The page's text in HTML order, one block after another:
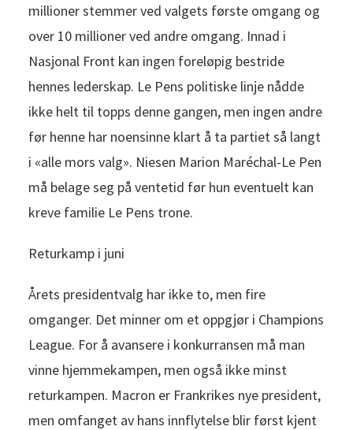
millioner stemmer ved valgets første omgang og
over 10 millioner ved andre omgang. Innad i
Nasjonal Front kan ingen foreløpig bestride
hennes lederskap. Le Pens politiske linje nådde
ikke helt til topps denne gangen, men ingen andre
før henne har noensinne klart å ta partiet så langt
i «alle mors valg». Niesen Marion Maréchal-Le Pen
må belage seg på ventetid før hun eventuelt kan
kreve familie Le Pens trone.
Returkamp i juni
Årets presidentvalg har ikke to, men fire
omganger. Det minner om et oppgjør i Champions
League. For å avansere i konkurransen må man
vinne hjemmekampen, men også ikke minst
returkampen. Macron er Frankrikes nye president,
men omfanget av hans innflytelse blir først kjent